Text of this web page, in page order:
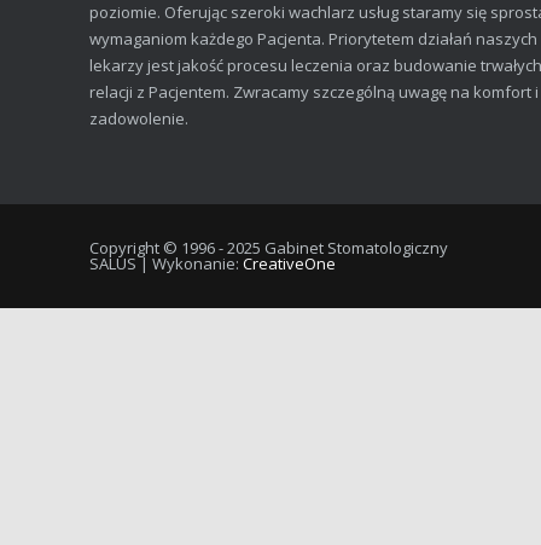
poziomie. Oferując szeroki wachlarz usług staramy się
wymaganiom każdego Pacjenta. Priorytetem działań naszych
lekarzy jest jakość procesu leczenia oraz budowanie trwałych
relacji z Pacjentem. Zwracamy szczególną uwagę na komfort i
zadowolenie.
Copyright © 1996 - 2025 Gabinet Stomatologiczny
SALUS | Wykonanie: CreativeOne